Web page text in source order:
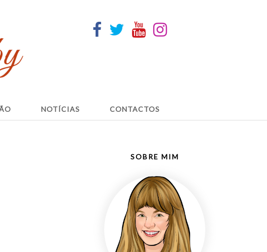
NOTÍCIAS CONTACTOS
SOBRE MIM